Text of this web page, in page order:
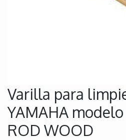
Varilla para
YAMAHA
ROD WOOD